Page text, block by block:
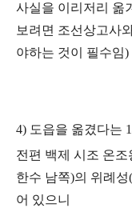
사실을 이리저리 옮
보려면 조선상고사
야하는 것이 필수임)
4) 도읍을 옮겼다는
전편 백제 시조 온조
한수 남쪽)의 위례
어 있으니